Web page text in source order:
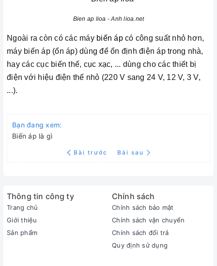
Bien ap lioa - Anh lioa.net
Ngoài ra còn có các máy biến ápcó công suất nhỏ hơn,
máy biến áp (ổn áp) dùng để ổn định điện áp trong nhà,
hay các cục biến thế, cục xạc, ... dùng cho các thiết bị
điện với hiệu điện thế nhỏ (220 V sang 24 V, 12 V, 3 V,
...).
Bạn đang xem:
Biến áp là gì
Bài trước Bài sau
Thông tin công ty
Trang chủ
Giới thiệu
Sản phẩm
Chính sách
Chính sách bảo mật
Chính sách vận chuyển
Chính sách đổi trả
Quy định sử dụng